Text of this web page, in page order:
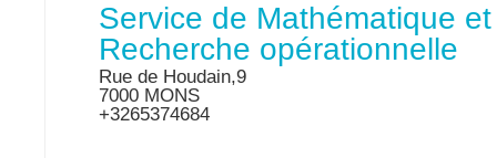
Service de Mathématique et
Recherche opérationnelle
Rue de Houdain,9
7000 MONS
+3265374684